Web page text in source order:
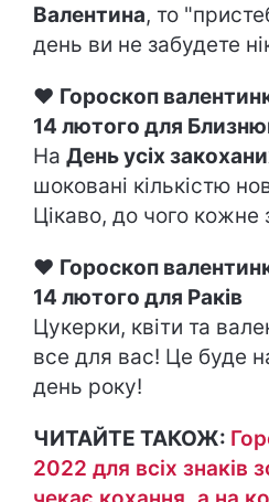
Валентина, то
день ви не забудете
♥ Гороскоп
14 лютого для
На День усіх
шоковані кількістю
Цікаво, до чого кожне
♥ Гороскоп
14 лютого для Раків
Цукерки, квіти та
все для вас! Це буде
день року!
ЧИТАЙТЕ ТАКОЖ:
2022 для всіх знаків